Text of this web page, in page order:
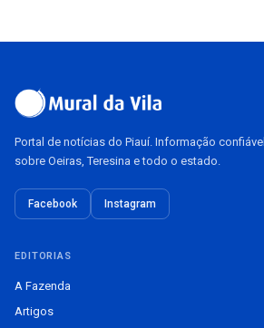
Portal de notícias do Piauí. Informação confiável
sobre Oeiras, Teresina e todo o estado.
Facebook Instagram
EDITORIAS
A Fazenda
Artigos